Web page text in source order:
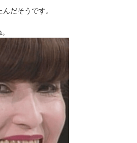
だそうです。